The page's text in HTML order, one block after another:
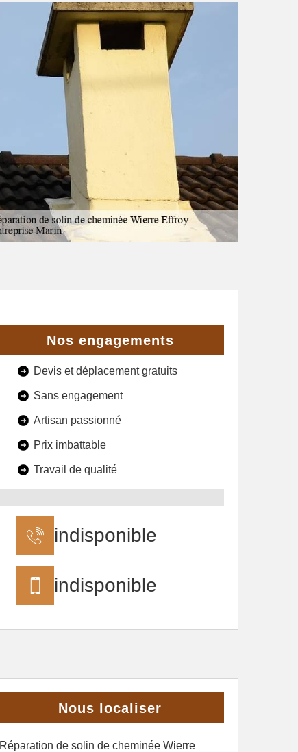
Nos engagements
Devis et déplacement gratuits
Sans engagement
Artisan passionné
Prix imbattable
Travail de qualité
indisponible
indisponible
Nous localiser
Réparation de solin de cheminée Wierre